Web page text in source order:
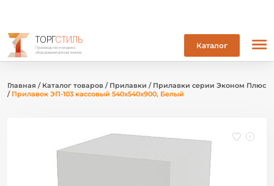
ТОРГСТИЛЬ
Производство и продажа
оборудования для магазинов
Каталог
Главная / Каталог товаров / Прилавки / Прилавки серии Эконом Плюс
/ Прилавок ЭП-103 кассовый 540х540х900, Белый